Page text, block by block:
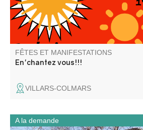
FÊTES ET MANIFESTATIONS
En'chantez vous!!!
VILLARS-COLMARS
A la demande